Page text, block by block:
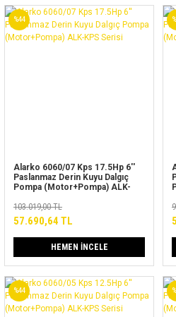
%44
Alarko 6060/07 Kps 17.5Hp 6''
Paslanmaz Derin Kuyu Dalgıç
Pompa (Motor+Pompa) ALK-
103.019,00 TL
57.690,64 TL
HEMEN İNCELE
%44